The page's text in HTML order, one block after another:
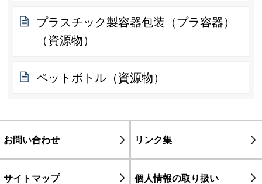
プラスチック製容器包装（プラ容器）
（資源物）
ペットボトル（資源物）
お問い合わせ リンク集
サイトマップ 個人情報の取り扱い